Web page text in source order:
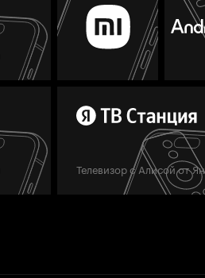
Телевизор с Алисой от